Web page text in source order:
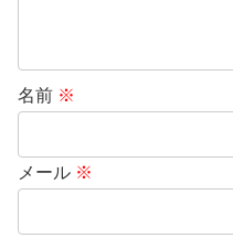
名前 ※
メール ※